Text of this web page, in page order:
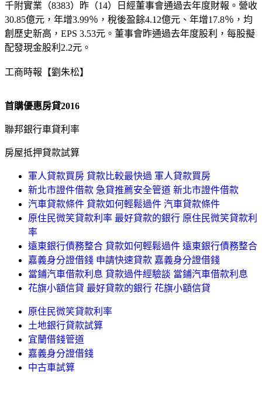
千附實業（8383）昨（14）日經董事會通過去年度財報。營收
30.85億元，年增3.99％，稅後盈餘4.12億元、年增17.8％，均
創歷史新高，EPS 3.53元。董事會昨通過去年度股利，每股擬
配發現金股利2.2元。
工商時報【劉朱松】
首購優惠房貸2016
聯邦銀行車貸利率
房屋抵押貸款試算
軍人貸款買房 貸款比較最快過 軍人貸款買房
新北市證件借款 急貸推薦安全管道 新北市證件借款
汽車貸款條件 貸款如何輕鬆過件 汽車貸款條件
原住民微笑貸款利率 最好貸款的銀行 原住民微笑貸款利
率
遠東銀行債務整合 貸款如何輕鬆過件 遠東銀行債務整合
嘉義身分證借錢 申請快速貸款 嘉義身分證借錢
當鋪汽車借款利息 貸款過件經驗談 當鋪汽車借款利息
花旗小額信貸 最好貸款的銀行 花旗小額信貸
原住民微笑貸款利率
土地銀行貸款試算
宜蘭借錢管道
嘉義身分證借錢
中古車試算